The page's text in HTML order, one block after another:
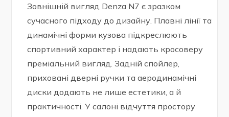
Зовнішній вигляд Denza N7 є зразком
сучасного підходу до дизайну. Плавні лінії та
динамічні форми кузова підкреслюють
спортивний характер і надають кросоверу
преміальний вигляд. Задній спойлер,
приховані дверні ручки та аеродинамічні
диски додають не лише естетики, а й
практичності. У салоні відчуття простору